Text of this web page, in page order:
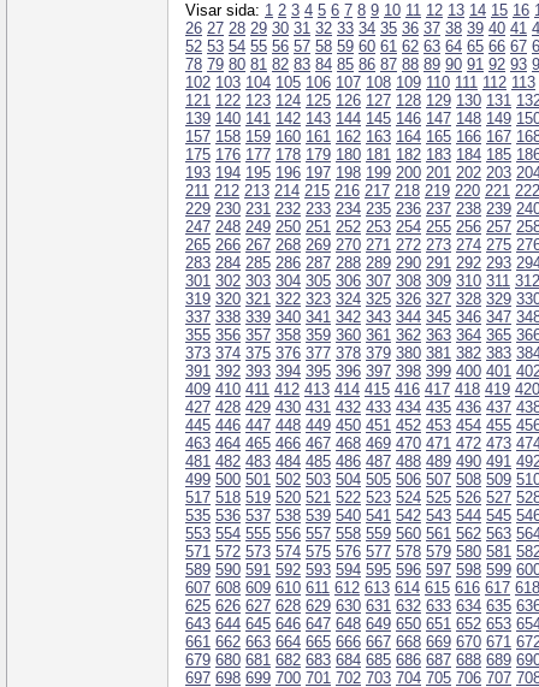
Visar sida: 1 2 3 4 5 6 7 8 9 10 11 12 13 14 15 16
26 27 28 29 30 31 32 33 34 35 36 37 38 39 40 41
52 53 54 55 56 57 58 59 60 61 62 63 64 65 66 67
78 79 80 81 82 83 84 85 86 87 88 89 90 91 92 93
102 103 104 105 106 107 108 109 110 111 112 113
121 122 123 124 125 126 127 128 129 130 131
139 140 141 142 143 144 145 146 147 148 149
157 158 159 160 161 162 163 164 165 166 167
175 176 177 178 179 180 181 182 183 184 185
193 194 195 196 197 198 199 200 201 202 203
211 212 213 214 215 216 217 218 219 220 221 222
229 230 231 232 233 234 235 236 237 238 239
247 248 249 250 251 252 253 254 255 256 257
265 266 267 268 269 270 271 272 273 274 275
283 284 285 286 287 288 289 290 291 292 293
301 302 303 304 305 306 307 308 309 310 311 312
319 320 321 322 323 324 325 326 327 328 329
337 338 339 340 341 342 343 344 345 346 347
355 356 357 358 359 360 361 362 363 364 365
373 374 375 376 377 378 379 380 381 382 383
391 392 393 394 395 396 397 398 399 400 401
409 410 411 412 413 414 415 416 417 418 419 420
427 428 429 430 431 432 433 434 435 436 437
445 446 447 448 449 450 451 452 453 454 455
463 464 465 466 467 468 469 470 471 472 473
481 482 483 484 485 486 487 488 489 490 491
499 500 501 502 503 504 505 506 507 508 509
517 518 519 520 521 522 523 524 525 526 527
535 536 537 538 539 540 541 542 543 544 545
553 554 555 556 557 558 559 560 561 562 563
571 572 573 574 575 576 577 578 579 580 581
589 590 591 592 593 594 595 596 597 598 599
607 608 609 610 611 612 613 614 615 616 617 618
625 626 627 628 629 630 631 632 633 634 635
643 644 645 646 647 648 649 650 651 652 653
661 662 663 664 665 666 667 668 669 670 671
679 680 681 682 683 684 685 686 687 688 689
697 698 699 700 701 702 703 704 705 706 707